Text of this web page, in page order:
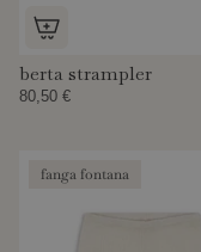
berta strampler
80,50 €
fanga fontana